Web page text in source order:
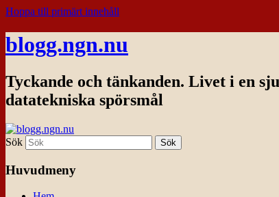
Hoppa till primärt innehåll
blogg.ngn.nu
Tyckande och tänkanden. Livet i en
datatekniska spörsmål
Sök
Huvudmeny